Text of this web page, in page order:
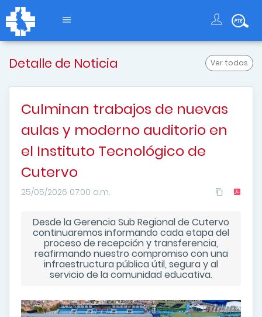
Ver todas
Detalle de Noticia
Culminan trabajos de nuevas
aulas y moderno auditorio en
el Instituto Tecnológico de
Cutervo
25/05/2026 07:00 a.m.
Desde la Gerencia Sub Regional de Cutervo
continuaremos informando cada etapa del
proceso de recepción y transferencia,
reafirmando nuestro compromiso con una
infraestructura pública útil, segura y al
servicio de la comunidad educativa.